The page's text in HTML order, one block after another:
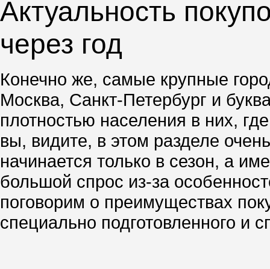
Актуальность
через год
Конечно же, самые крупные
Москва, Санкт-Петербург и
плотностью населения в них,
вы, видите, в этом разделе
начинается только в сезон, а
большой спрос из-за
поговорим о преимуществах
специально подготовленного и